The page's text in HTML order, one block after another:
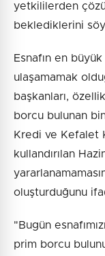
yetkililerden
beklediklerini
Esnafın en
ulaşamamak
başkanları,
borcu bulunan
Kredi ve Kefalet
kullandırılan
oluşturduğunu
"Bugün
prim borcu